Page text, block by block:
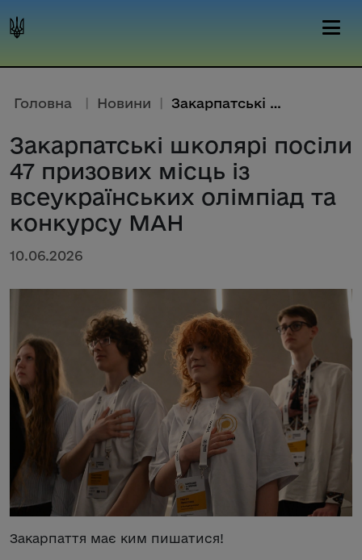
Головна | Новини | Закарпатські школярі посіли 47...
Закарпатські школярі посіли
47 призових місць із
всеукраїнських олімпіад та
конкурсу МАН
10.06.2026
Закарпаття має ким пишатися!